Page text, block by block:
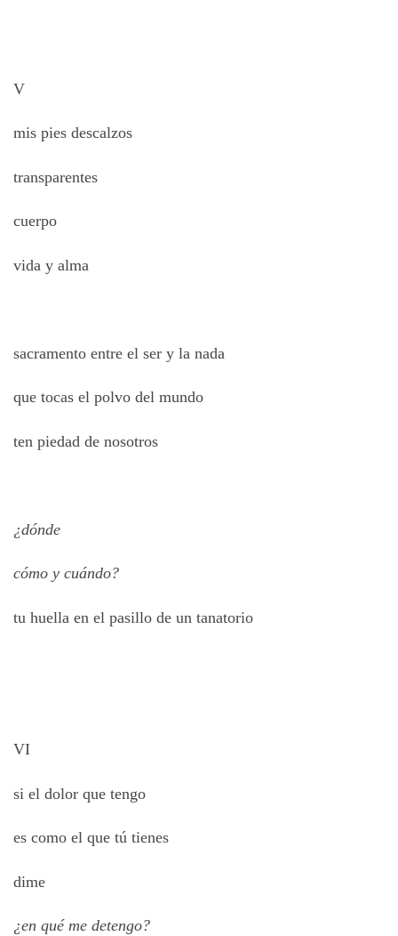
V
mis pies descalzos
transparentes
cuerpo
vida y alma
sacramento entre el ser y la nada
que tocas el polvo del mundo
ten piedad de nosotros
¿dónde
cómo y cuándo?
tu huella en el pasillo de un tanatorio
VI
si el dolor que tengo
es como el que tú tienes
dime
¿en qué me detengo?